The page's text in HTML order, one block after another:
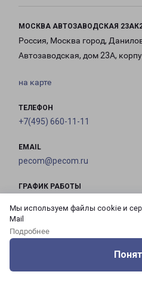
Мы используем файлы cookie и
Mail
Подробнее
МОСКВА АВТОЗАВОДСКАЯ
Россия, Москва город,
Автозаводская, дом 23А,
на карте
ТЕЛЕФОН
+7(495) 660-11-11
EMAIL
pecom@pecom.ru
ГРАФИК РАБОТЫ
21:00
21:00